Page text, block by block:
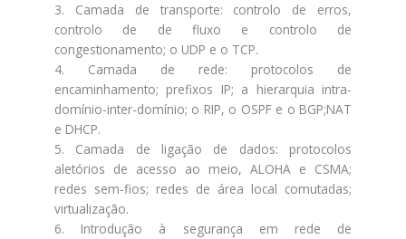
3. Camada de transporte: controlo de erros,
controlo de de fluxo e controlo de
congestionamento; o UDP e o TCP.
4. Camada de rede: protocolos de
encaminhamento; prefixos IP; a hierarquia intra-
domínio-inter-domínio; o RIP, o OSPF e o BGP;NAT
e DHCP.
5. Camada de ligação de dados: protocolos
aletórios de acesso ao meio, ALOHA e CSMA;
redes sem-fios; redes de área local comutadas;
virtualização.
6. Introdução à segurança em rede de